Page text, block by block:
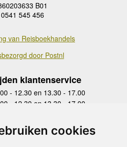
cookies
B01
0541 545 456
van Reisboekhandels
door Postnl
klantenservice
- 12.30 en 13.30 - 17.00
- 12.30 en 13.30 - 17.00
- 12.30 en 13.30 - 17.00
- 12.30 en 13.30 - 17.00